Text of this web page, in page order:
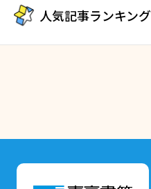
人気記事ランキング